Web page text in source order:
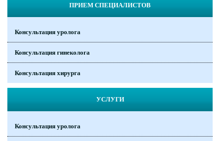
ПРИЕМ СПЕЦИАЛИСТОВ
Консультация уролога
Консультация гинеколога
Консультация хирурга
УСЛУГИ
Консультация уролога